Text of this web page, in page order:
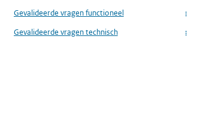
Gevalideerde vragen functioneel ...
Gevalideerde vragen technisch ...